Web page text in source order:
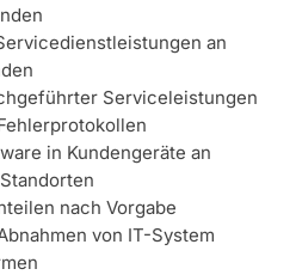
an
Serviceleistungen
in Kundengeräte an
nach Vorgabe
von IT-System